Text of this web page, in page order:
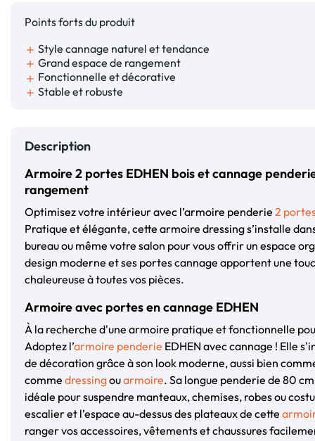
Points forts du produit
add Style cannage naturel et tendance
add Grand espace de rangement
add Fonctionnelle et décorative
add Stable et robuste
Description
Armoire 2 portes EDHEN bois et cannage
rangement
Optimisez votre intérieur avec l’armoire penderie 2
Pratique et élégante, cette armoire dressing s’installe
bureau ou même votre salon pour vous offrir un espace
design moderne et ses portes cannage apportent une
chaleureuse à toutes vos pièces.
Armoire avec portes en cannage EDHEN
À la recherche d'une armoire pratique et fonctionnelle
Adoptez l’armoire penderie EDHEN avec cannage ! Elle
de décoration grâce à son look moderne, aussi bien
comme dressingouarmoire. Sa longue penderie de 80
idéale pour suspendre manteaux, chemises, robes ou
escalier et l’espace au-dessus des plateaux de cette
ranger vos accessoires, vêtements et chaussures